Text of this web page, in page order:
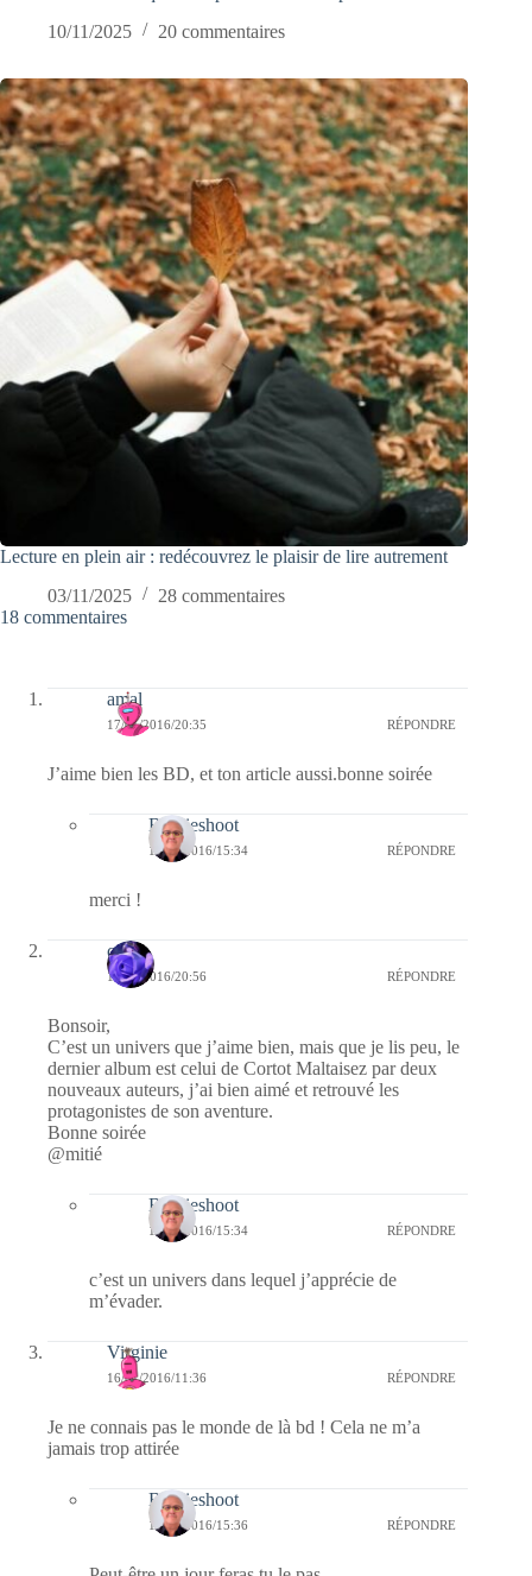
10/11/2025
20 commentaires
Lecture en plein air : redécouvrez le plaisir de lire autrement
03/11/2025
28 commentaires
18 commentaires
amal
17/01/2016/20:35 RÉPONDRE
J’aime bien les BD, et ton article aussi.bonne soirée
Bernieshoot
18/01/2016/15:34 RÉPONDRE
merci !
covix
16/01/2016/20:56 RÉPONDRE
Bonsoir,
C’est un univers que j’aime bien, mais que je lis peu, le
dernier album est celui de Cortot Maltaisez par deux
nouveaux auteurs, j’ai bien aimé et retrouvé les
protagonistes de son aventure.
Bonne soirée
@mitié
Bernieshoot
18/01/2016/15:34 RÉPONDRE
c’est un univers dans lequel j’apprécie de
m’évader.
Virginie
16/01/2016/11:36 RÉPONDRE
Je ne connais pas le monde de là bd ! Cela ne m’a
jamais trop attirée
Bernieshoot
18/01/2016/15:36 RÉPONDRE